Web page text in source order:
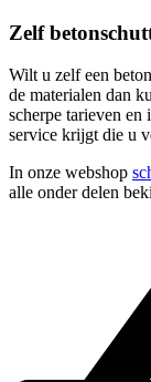
Zelf
Wilt u zelf een
de materialen dan
scherpe tarieven
service krijgt die u
In onze webshop
alle onder delen